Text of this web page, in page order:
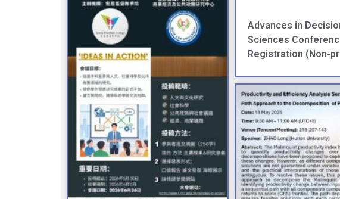
Advances in
Sciences
Registration (Non-